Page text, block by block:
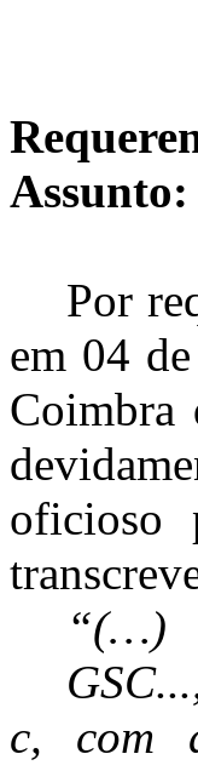
Assunto:
Por
em 04
Coimbra
oficioso
“(…)
c, com